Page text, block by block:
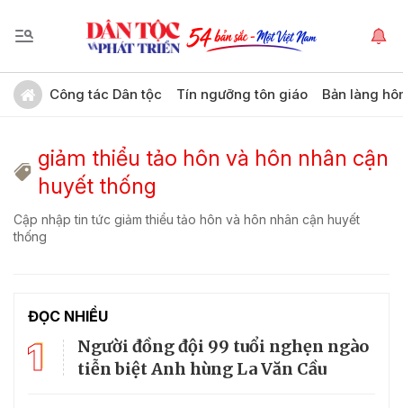
Công tác Dân tộc Tín ngưỡng tôn giáo Bản làng
giảm thiểu tảo hôn và hôn nhân cận
huyết thống
Cập nhập tin tức giảm thiểu tảo hôn và hôn nhân cận huyết
thống
ĐỌC NHIỀU
1
Người đồng đội 99 tuổi nghẹn ngào
tiễn biệt Anh hùng La Văn Cầu